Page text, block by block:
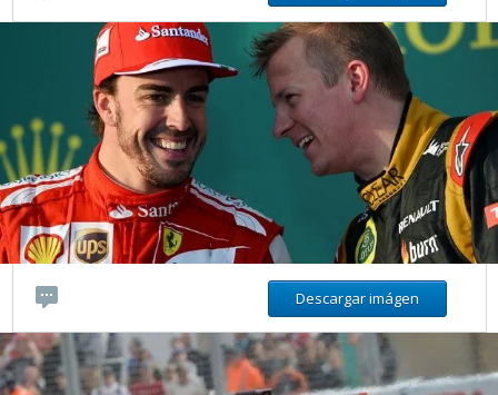
Descargar imágen